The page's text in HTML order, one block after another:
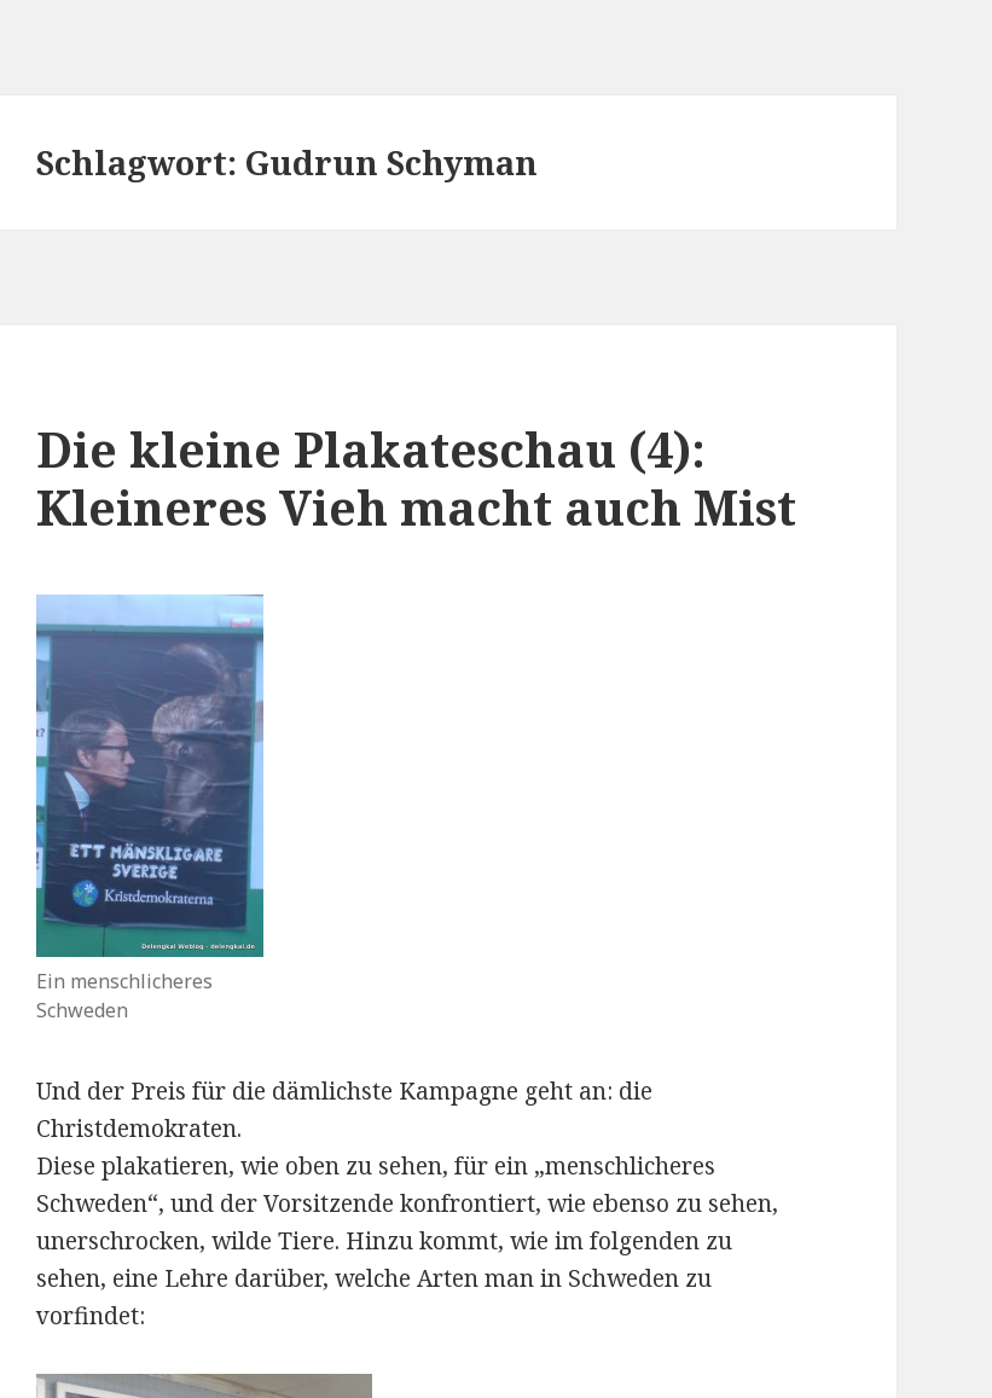
Schlagwort: Gudrun Schyman
Die kleine Plakateschau (4):
Kleineres Vieh macht auch Mist
Ein menschlicheres
Schweden
Und der Preis für die dämlichste Kampagne geht an: die
Christdemokraten.
Diese plakatieren, wie oben zu sehen, für ein „menschlicheres
Schweden“, und der Vorsitzende konfrontiert, wie ebenso zu sehen,
unerschrocken, wilde Tiere. Hinzu kommt, wie im folgenden zu
sehen, eine Lehre darüber, welche Arten man in Schweden zu
vorfindet: